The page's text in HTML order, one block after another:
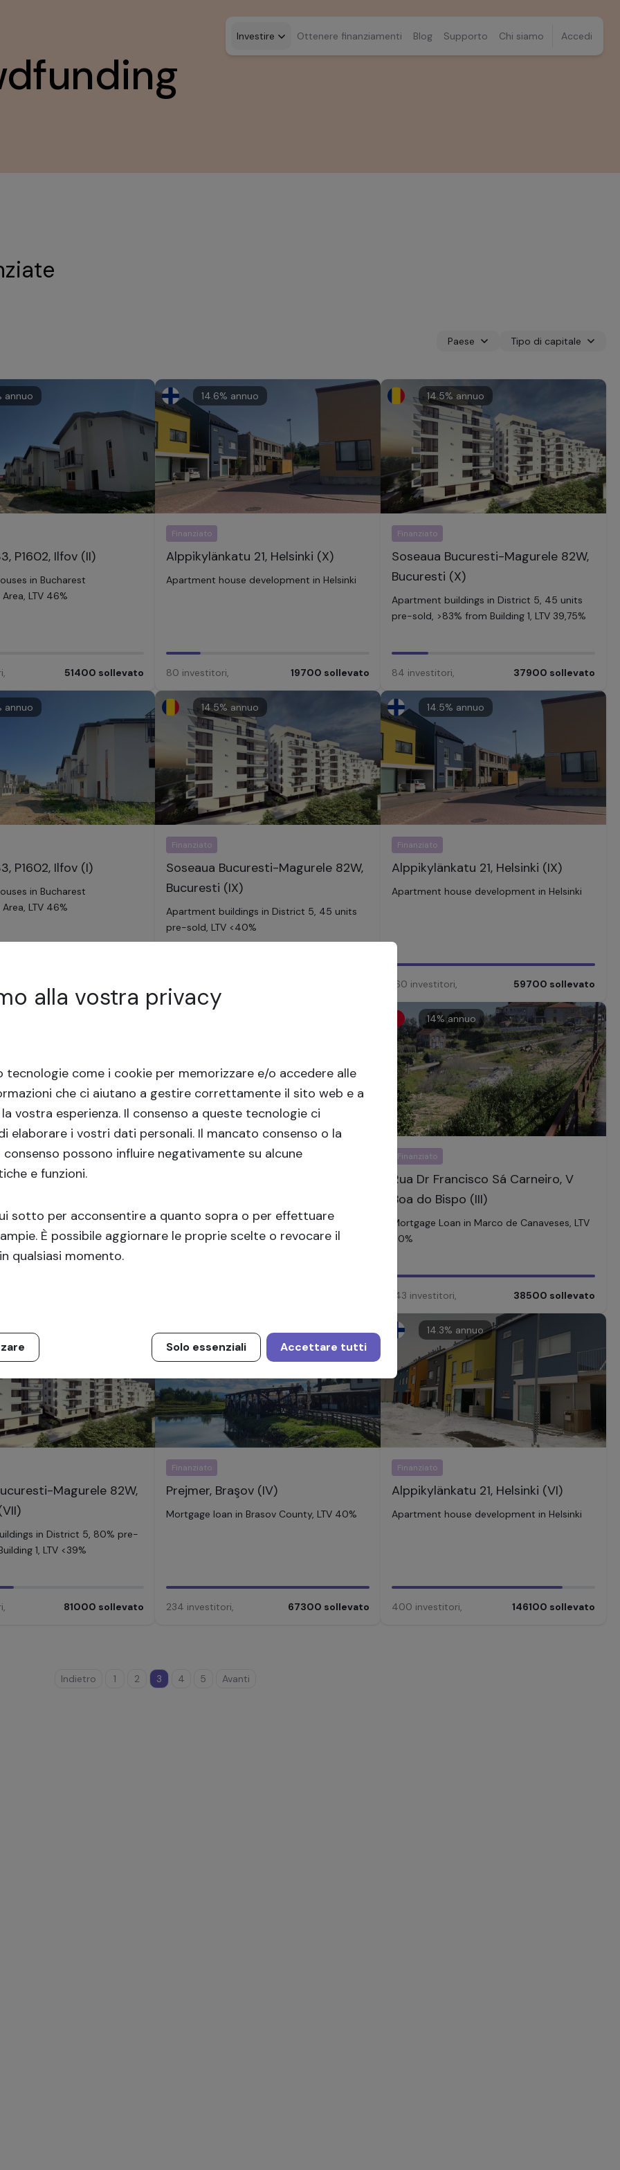
Investire Ottenere finanziamenti Blog Supporto Chi siamo Accedi
Paese Tipo di capitale
annuo
P1602, Ilfov (II)
in Bucharest
LTV 46%
, 51400 sollevato
14.6% annuo
Finanziato
Alppikylänkatu 21, Helsinki (X)
Apartment house development in Helsinki
80 investitori, 19700 sollevato
14.5% annuo
Finanziato
Soseaua Bucuresti-Magurele 82W,
Bucuresti (X)
Apartment buildings in District 5, 45 units
pre-sold, >83% from Building 1, LTV 39,75%
84 investitori, 37900 sollevato
annuo
P1602, Ilfov (I)
in Bucharest
LTV 46%
14.5% annuo
Finanziato
Soseaua Bucuresti-Magurele 82W,
Bucuresti (IX)
Apartment buildings in District 5, 45 units
pre-sold, LTV <40%
14.5% annuo
Finanziato
Alppikylänkatu 21, Helsinki (IX)
Apartment house development in Helsinki
160 investitori, 59700 sollevato
21, Helsinki (VIII)
Finanziato
Apartment buildings in District 5, 80% pre-
sold units in Building 1, LTV <39%
14% annuo
Finanziato
Rua Dr Francisco Sá Carneiro, V
Boa do Bispo (III)
Mortgage Loan in Marco de Canaveses, LTV
50%
143 investitori, 38500 sollevato
annuo
Magurele 82W,
in District 5, 80% pre-
1, LTV <39%
, 81000 sollevato
15% annuo
Finanziato
Prejmer, Braşov (IV)
Mortgage loan in Brasov County, LTV 40%
234 investitori, 67300 sollevato
14.3% annuo
Finanziato
Alppikylänkatu 21, Helsinki (VI)
Apartment house development in Helsinki
400 investitori, 146100 sollevato
Indietro 1 2 3 4 5 Avanti
alla vostra privacy
tecnologie come i cookie per memorizzare e/o accedere alle
che ci aiutano a gestire correttamente il sito web e a
vostra esperienza. Il consenso a queste tecnologie ci
elaborare i vostri dati personali. Il mancato consenso o la
consenso possono influire negativamente su alcune
e funzioni.
sotto per acconsentire a quanto sopra o per effettuare
È possibile aggiornare le proprie scelte o revocare il
qualsiasi momento.
Solo essenziali Accettare tutti